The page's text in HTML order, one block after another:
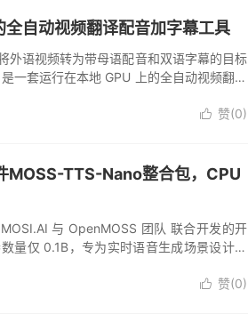
自动视频翻译配音加字幕工具
外语视频转为带母语配音和双语字幕的目标
一套运行在本地 GPU 上的全自动视频翻译
 赞(0)
MOSS-TTS-Nano整合包，CPU
与 OpenMOSS 团队 联合开发的开
量仅 0.1B，专为实时语音生成场景设计，
 赞(0)